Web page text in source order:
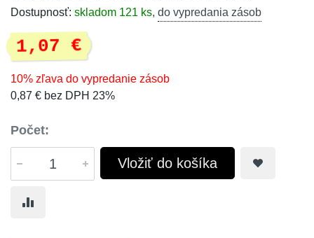
Dostupnosť: skladom 121 ks, do vypredania zásob
1,07 €
10% zľava do vypredanie zásob
0,87 € bez DPH 23%
Počet:
Vložiť do košíka